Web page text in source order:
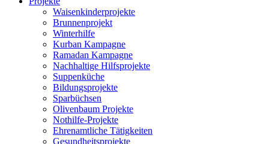
Waisenkinderprojekte
Brunnenprojekt
Winterhilfe
Kurban Kampagne
Ramadan Kampagne
Nachhaltige Hilfsprojekte
Suppenküche
Bildungsprojekte
Sparbüchsen
Olivenbaum Projekte
Nothilfe-Projekte
Ehrenamtliche Tätigkeiten
Gesundheitsprojekte